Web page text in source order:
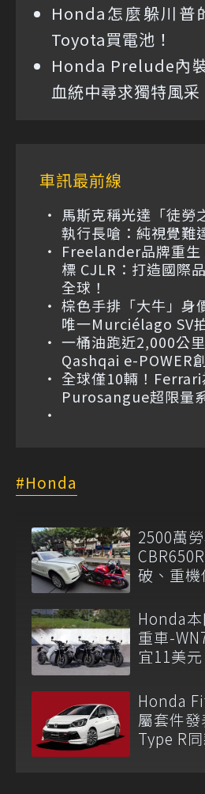
Honda怎麼躲川普
Toyota買電池！
Honda Prelude內
血統中尋求獨特風采
車訊最前線
馬斯克稱光達「徒勞
執行長嗆：純視覺難
Freelander品牌重生
標 CJLR：打造國際
全球！
棕色手排「大牛」身
唯一Murciélago SV
一桶油跑近2,000公
Qashqai e-POWER
全球僅10輛！Ferrari
Purosangue超限量
Honda
2500萬
破、重
Honda
重車-
宜11美元
Honda
屬套件
Type R